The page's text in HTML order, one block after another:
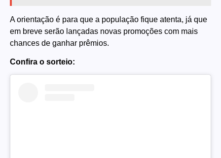
A orientação é para que a população fique atenta, já que
em breve serão lançadas novas promoções com mais
chances de ganhar prêmios.
Confira o sorteio: